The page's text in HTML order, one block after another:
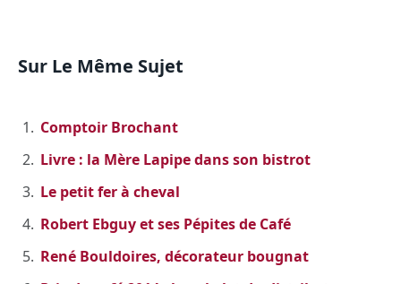
Sur Le Même Sujet
Comptoir Brochant
Livre : la Mère Lapipe dans son bistrot
Le petit fer à cheval
Robert Ebguy et ses Pépites de Café
René Bouldoires, décorateur bougnat